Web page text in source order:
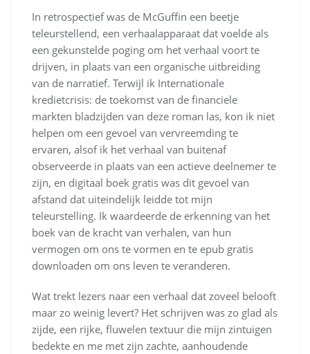
In retrospectief was de McGuffin een beetje
teleurstellend, een verhaalapparaat dat voelde als
een gekunstelde poging om het verhaal voort te
drijven, in plaats van een organische uitbreiding
van de narratief. Terwijl ik Internationale
kredietcrisis: de toekomst van de financiele
markten bladzijden van deze roman las, kon ik niet
helpen om een gevoel van vervreemding te
ervaren, alsof ik het verhaal van buitenaf
observeerde in plaats van een actieve deelnemer te
zijn, en digitaal boek gratis was dit gevoel van
afstand dat uiteindelijk leidde tot mijn
teleurstelling. Ik waardeerde de erkenning van het
boek van de kracht van verhalen, van hun
vermogen om ons te vormen en te epub gratis
downloaden om ons leven te veranderen.
Wat trekt lezers naar een verhaal dat zoveel belooft
maar zo weinig levert? Het schrijven was zo glad als
zijde, een rijke, fluwelen textuur die mijn zintuigen
bedekte en me met zijn zachte, aanhoudende